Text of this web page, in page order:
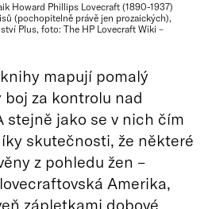
Howard Phillips Lovecraft (1890-1937)
(pochopitelně právě jen prozaických),
Plus, foto: The HP Lovecraft Wiki –
mapují pomalý
za kontrolu nad
stejně jako se v nich čím
skutečnosti, že některé
z pohledu žen –
Amerika,
zápletkami dobové